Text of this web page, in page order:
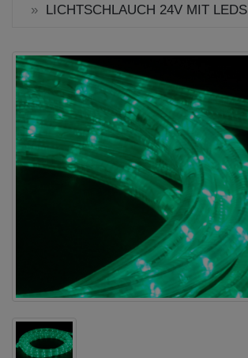
LICHTSCHLAUCH 24V MIT LEDS